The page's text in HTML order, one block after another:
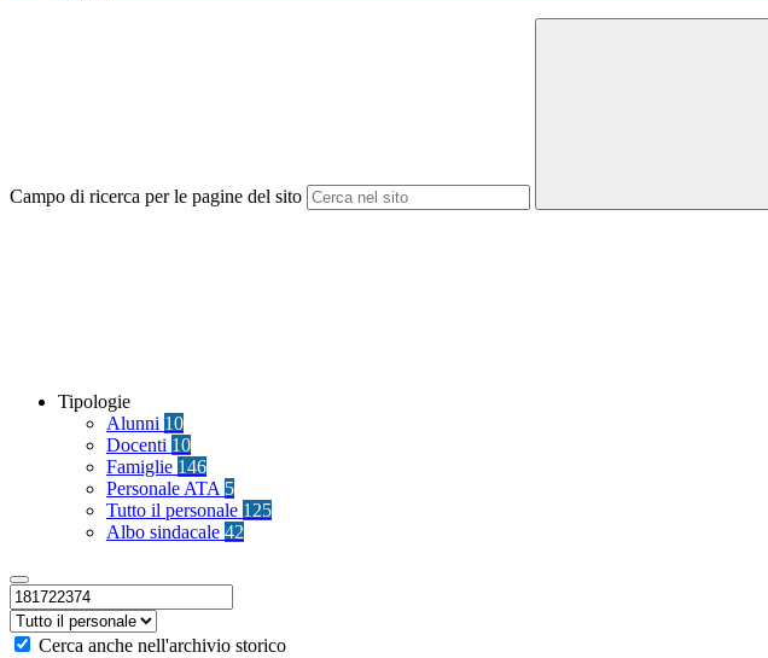
Campo di ricerca per le pagine del sito
Tipologie
Alunni 10
Docenti 10
Famiglie 146
Personale ATA 5
Tutto il personale 125
Albo sindacale 42
Cerca anche nell'archivio storico